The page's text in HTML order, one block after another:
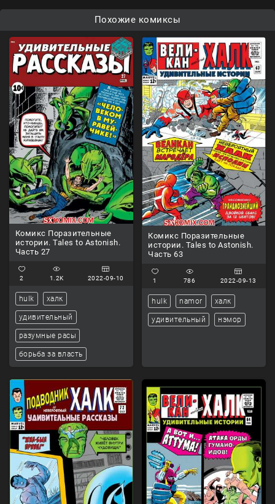
Похожие комиксы
Комикс Поразительные
истории. Tales to Astonish.
Часть 27
2 1.2K 2022-09-10
hulk халк
удивительный
разумные расы
борьба за власть
Комикс Поразительные
истории. Tales to Astonish.
Часть 63
1 786 2022-09-13
hulk namor халк
удивительный нэмор